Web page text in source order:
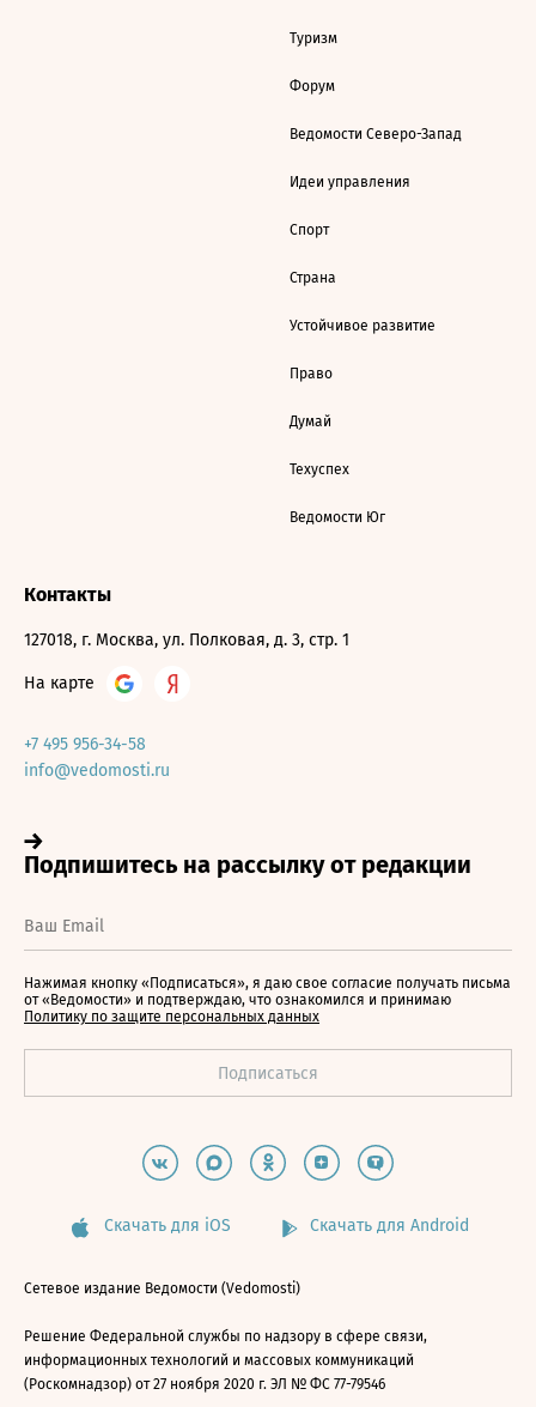
Туризм
Форум
Ведомости Северо-Запад
Идеи управления
Спорт
Страна
Устойчивое развитие
Право
Думай
Техуспех
Ведомости Юг
Контакты
127018, г. Москва, ул. Полковая, д. 3, стр. 1
На карте
+7 495 956-34-58
info@vedomosti.ru
Нажимая кнопку «Подписаться», я даю свое согласие получать письма
от «Ведомости» и подтверждаю, что ознакомился и принимаю
Политику по защите персональных данных
Скачать для iOS Скачать для Android
Сетевое издание Ведомости (Vedomosti)
Решение Федеральной службы по надзору в сфере связи,
информационных технологий и массовых коммуникаций
(Роскомнадзор) от 27 ноября 2020 г. ЭЛ № ФС 77-79546